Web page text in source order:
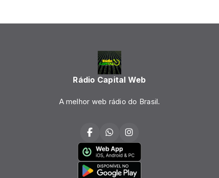
Rádio Capital Web
A melhor web rádio do Brasil.